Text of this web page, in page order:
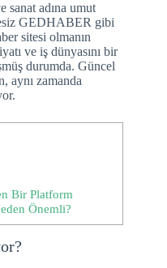
sanat adına umut
GEDHABER gibi
sitesi olmanın
ve iş dünyasını bir
durumda. Güncel
aynı zamanda
Bir Platform
Önemli?